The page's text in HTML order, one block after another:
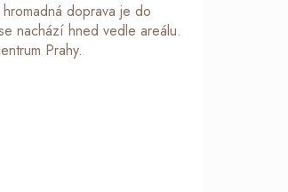
doprava je do
nachází hned vedle areálu.
Prahy.